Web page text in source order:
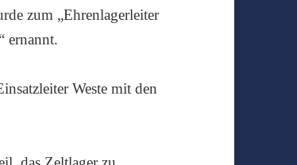
zum „Ehrenlagerleiter
ernannt.
Weste mit den